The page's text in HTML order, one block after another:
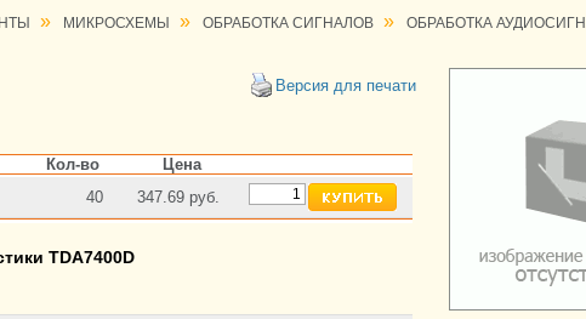
» МИКРОСХЕМЫ » ОБРАБОТКА СИГНАЛОВ » ОБРАБОТКА
Версия для печати
Кол-во
Цена
40 347.69 руб.
TDA7400D